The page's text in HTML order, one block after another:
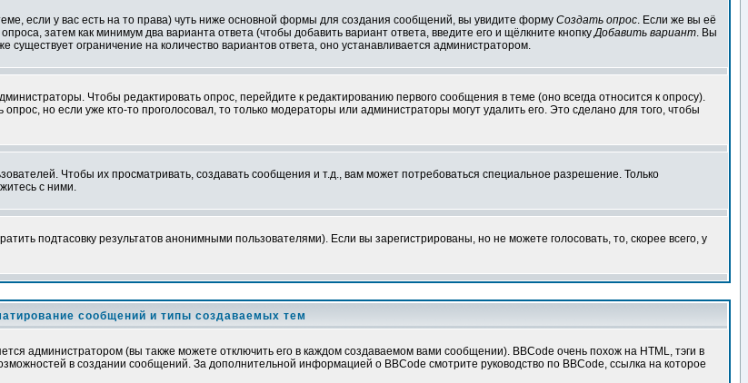
если у вас есть на то права) чуть ниже основной формы для создания сообщений, вы увидите форму Создать опрос. Если же вы её
затем как минимум два варианта ответа (чтобы добавить вариант ответа, введите его и щёлкните кнопкуДобавить вариант. Вы
ограничение на количество вариантов ответа, оно устанавливается администратором.
Чтобы редактировать опрос, перейдите к редактированию первого сообщения в теме (оно всегда относится к опросу).
но если уже кто-то проголосовал, то только модераторы или администраторы могут удалить его. Это сделано для того, чтобы
Чтобы их просматривать, создавать сообщения и т.д., вам может потребоваться специальное разрешение. Только
с ними.
подтасовку результатов анонимными пользователями). Если вы зарегистрированы, но не можете голосовать, то, скорее всего, у
сообщений и типы создаваемых тем
администратором (вы также можете отключить его в каждом создаваемом вами сообщении). BBCode очень похож на HTML, тэги в
в создании сообщений. За дополнительной информацией о BBCode смотрите руководство по BBCode, ссылка на которое